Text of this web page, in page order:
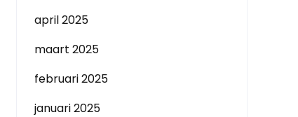
april 2025
maart 2025
februari 2025
januari 2025